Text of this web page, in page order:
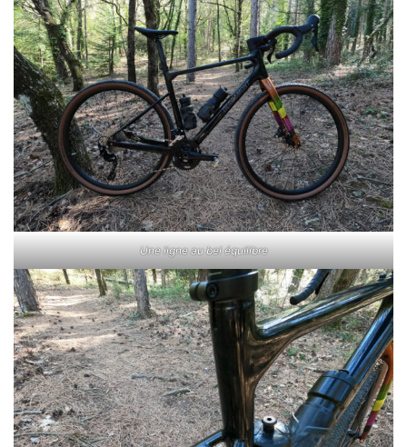
Une ligne au bel équilibre